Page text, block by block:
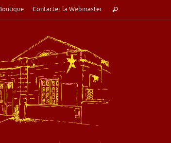
Contacter la Webmaster Rechercher